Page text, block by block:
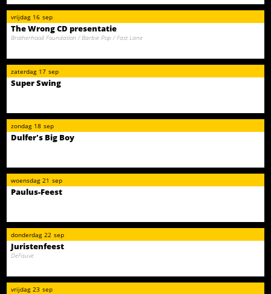
vrijdag 16 sep
The Wrong CD presentatie
Brotherhood Foundation / Barbie Pop / Fast Lane
zaterdag 17 sep
Super Swing
zondag 18 sep
Dulfer's Big Boy
woensdag 21 sep
Paulus-Feest
donderdag 22 sep
Juristenfeest
DeFauve
vrijdag 23 sep